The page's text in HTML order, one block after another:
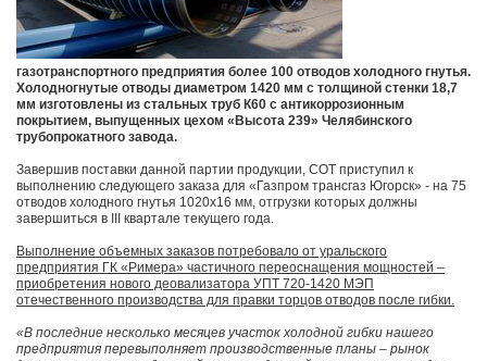
газотранспортного предприятия более 100 отводов холодного гнутья.
Холодногнутые отводы диаметром 1420 мм с толщиной стенки 18,7
мм изготовлены из стальных труб К60 с антикоррозионным
покрытием, выпущенных цехом «Высота 239» Челябинского
трубопрокатного завода.
Завершив поставки данной партии продукции, СОТ приступил к
выполнению следующего заказа для «Газпром трансгаз Югорск» - на 75
отводов холодного гнутья 1020х16 мм, отгрузки которых должны
завершиться в III квартале текущего года.
Выполнение объемных заказов потребовало от уральского
предприятия ГК «Римера» частичного переоснащения мощностей –
приобретения нового деовализатора УПТ 720-1420 МЭП
отечественного производства для правки торцов отводов после гибки.
«В последние несколько месяцев участок холодной гибки нашего
предприятия перевыполняет производственные планы – рынок